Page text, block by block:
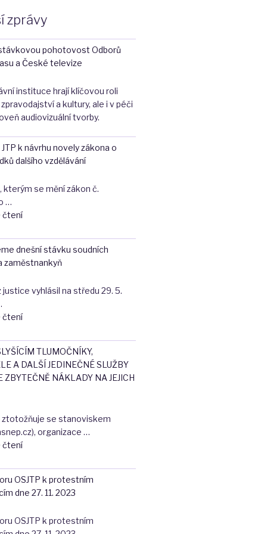
zprávy
pohotovost Odborů
a České televize
instituce hrají klíčovou roli
a kultury, ale i v péči
audiovizuální tvorby.
k návrhu novely zákona o
dalšího vzdělávání
kterým se mění zákon č.
…
čtení"Připomínky
JTP
k
návrhu
zákona
uznávání
dalšího
vzdělávání"
dnešní stávku soudních
zaměstnankyň
vyhlásil na středu 29. 5.
čtení"Plně
dnešní
stávku
soudních
zaměstnanců
TLUMOČNÍKY,
A DALŠÍ JEDINEČNÉ SLUŽBY
ZBYTEČNĚ NÁKLADY NA JEJICH
ztotožňuje se stanoviskem
organizace …
čtení"NEBERTE
TLUMOČNÍKY,
PŘEPISOVATELE
A
JEDINEČNÉ
OSJTP k protestním
dne 27. 11. 2023
OSJTP k protestním